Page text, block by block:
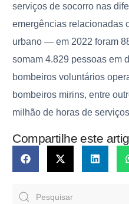
serviços de socorro nas
emergências relacionadas
urbano — em 2022 foram
somam 4.829 pessoas em
bombeiros voluntários
bombeiros mirins, entre
milhão de horas de
Compartilhe este